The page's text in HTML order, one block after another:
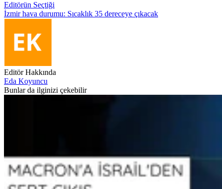
Editörün Seçtiği
İzmir hava durumu: Sıcaklık 35 dereceye çıkacak
Editör Hakkında
Eda Koyuncu
Bunlar da ilginizi çekebilir